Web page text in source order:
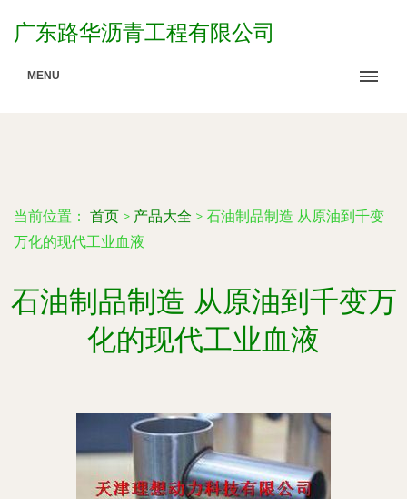
广东路华沥青工程有限公司
MENU
当前位置： 首页 > 产品大全 > 石油制品制造 从原油到千变
万化的现代工业血液
石油制品制造 从原油到千变万
化的现代工业血液